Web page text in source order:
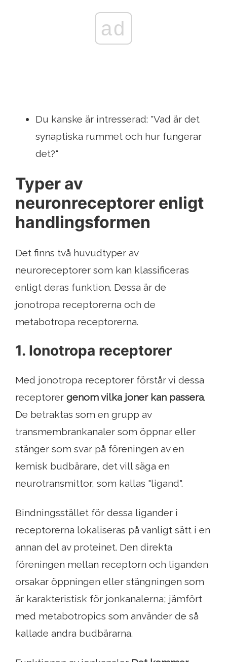
ad
Du kanske är intresserad: "Vad är det
synaptiska rummet och hur fungerar
det?"
Typer av
neuronreceptorer enligt
handlingsformen
Det finns två huvudtyper av
neuroreceptorer som kan klassificeras
enligt deras funktion. Dessa är de
jonotropa receptorerna och de
metabotropa receptorerna.
1. Ionotropa receptorer
Med jonotropa receptorer förstår vi dessa
receptorer genom vilka joner kan passera.
De betraktas som en grupp av
transmembrankanaler som öppnar eller
stänger som svar på föreningen av en
kemisk budbärare, det vill säga en
neurotransmittor, som kallas "ligand".
Bindningsstället för dessa ligander i
receptorerna lokaliseras på vanligt sätt i en
annan del av proteinet. Den direkta
föreningen mellan receptorn och liganden
orsakar öppningen eller stängningen som
är karakteristisk för jonkanalerna; jämfört
med metabotropics som använder de så
kallade andra budbärarna.